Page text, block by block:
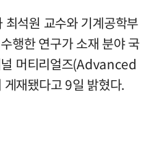
석원 교수와 기계공학부
행한 연구가 소재 분야 국
머티리얼즈(Advanced
재됐다고 9일 밝혔다.